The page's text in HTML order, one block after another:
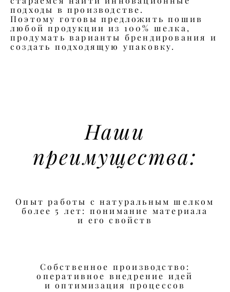
подходы в производстве.
Поэтому готовы предложить пошив
любой продукции из 100% шелка,
продумать варианты брендирования и
создать подходящую упаковку.
Наши
преимущества:
Опыт работы с натуральным шелком
более 5 лет: понимание материала
и его свойств
Собственное производство:
оперативное внедрение идей
и оптимизация процессов